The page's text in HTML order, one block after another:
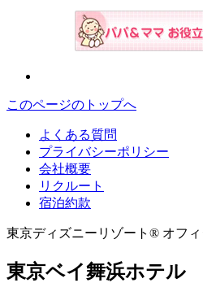
このページのトップへ
よくある質問
プライバシーポリシー
会社概要
リクルート
宿泊約款
東京ディズニーリゾート® オフ
東京ベイ舞浜ホテル